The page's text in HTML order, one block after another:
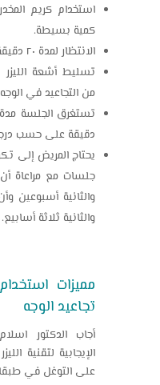
استخدام كريم
كمية بسيطة.
الانتظار لمدة ٢٠ دقيقة حتى يتفاعل المخدر.
تسليط أشعة
من التجاعيد في الوجه
دقيقة على حسب
يحتاج المريض إلى
جلسات مع مراعاة
والثانية أسبوعين
والثانية ثلاثة أسابيع.
مميزات
تجاعيد الوجه
أجاب الدكتور
الإيجابية لتقنية
على التوغل في